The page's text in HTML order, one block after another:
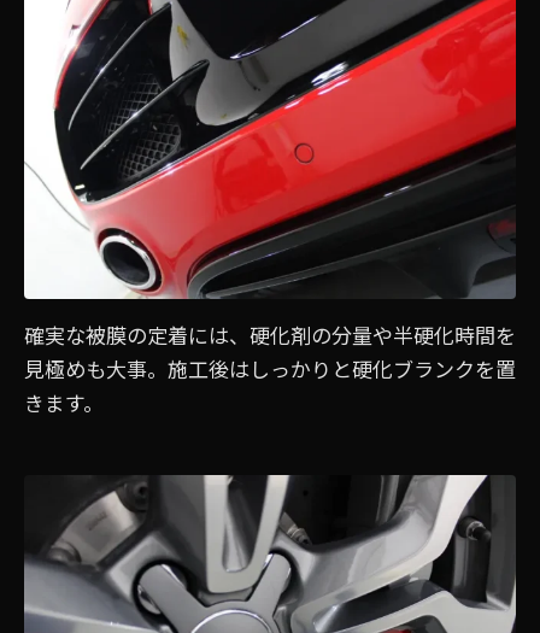
確実な被膜の定着には、硬化剤の分量や半硬化時間を
見極めも大事。施工後はしっかりと硬化ブランクを置
きます。